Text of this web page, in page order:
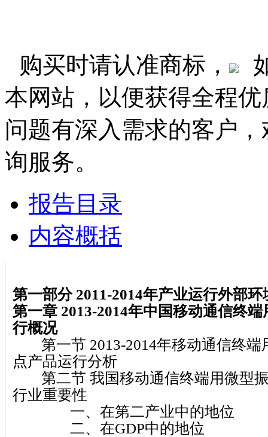
购买时请认准商标，
本网站，以便获得全程
问题有深入需求的客户
询服务。
报告目录
内容概括
第一部分 2011-2014年产业运行外部环
第一章 2013-2014年中国移动通信终端
行概况
第一节 2013-2014年移动通信终端
点产品运行分析
第二节 我国移动通信终端用微型
行业重要性
一、在第二产业中的地位
二、在GDP中的地位